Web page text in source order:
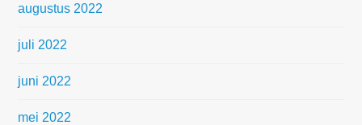
augustus 2022
juli 2022
juni 2022
mei 2022